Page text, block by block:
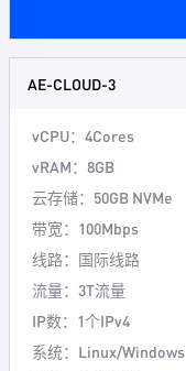
AE-CLOUD-3
vCPU：4Cores
vRAM：8GB
云存储：50GB NVMe
带宽：100Mbps
线路：国际线路
流量：3T流量
IP数：1个IPv4
系统：Linux/Windows